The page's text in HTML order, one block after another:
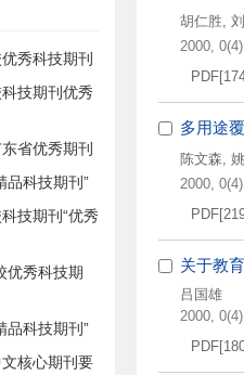
秀科技期刊
科技期刊优秀
省优秀期刊
品科技期刊”
技期刊“优秀
优秀科技期
品科技期刊”
文核心期刊要
胡仁胜,
2000,
PDF[
多用途
陈文森,
2000,
PDF[
关于教
吕国雄
2000,
PDF[